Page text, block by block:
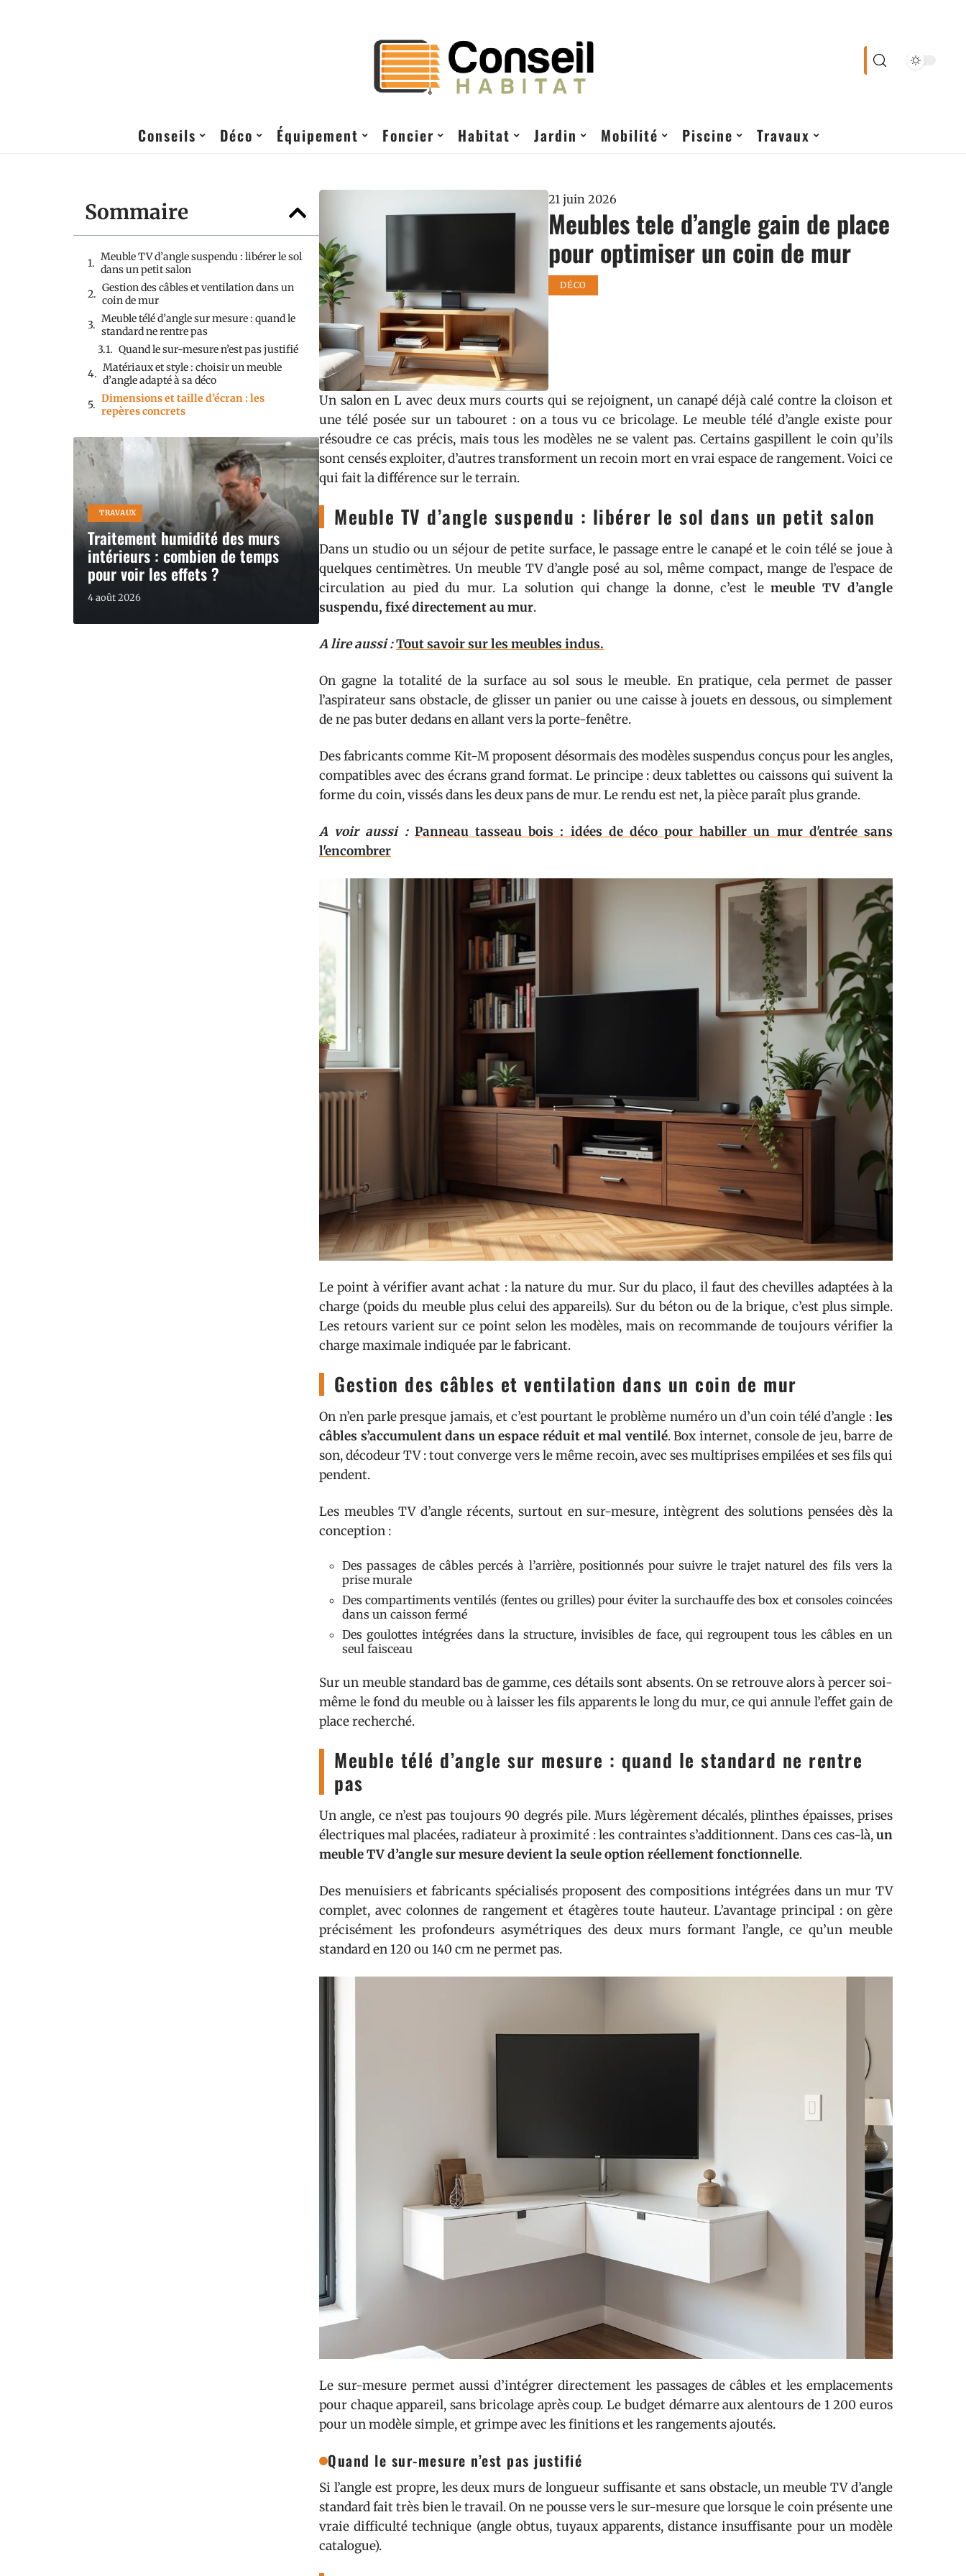
Conseils Déco Équipement Foncier Habitat Jardin Mobilité Piscine Travaux
Sommaire
Meuble TV d’angle suspendu : libérer le sol
dans un petit salon
Gestion des câbles et ventilation dans un
coin de mur
Meuble télé d’angle sur mesure : quand le
standard ne rentre pas
Quand le sur-mesure n’est pas justifié
Matériaux et style : choisir un meuble
d’angle adapté à sa déco
Dimensions et taille d’écran : les
repères concrets
TRAVAUX
Traitement humidité des murs
intérieurs : combien de temps
pour voir les effets ?
4 août 2026
21 juin 2026
Meubles tele d’angle gain de place
pour optimiser un coin de mur
DÉCO
Un salon en L avec deux murs courts qui se rejoignent, un canapé déjà calé contre la cloison et
une télé posée sur un tabouret : on a tous vu ce bricolage. Le meuble télé d’angle existe pour
résoudre ce cas précis, mais tous les modèles ne se valent pas. Certains gaspillent le coin qu’ils
sont censés exploiter, d’autres transforment un recoin mort en vrai espace de rangement. Voici ce
qui fait la différence sur le terrain.
Meuble TV d’angle suspendu : libérer le sol dans un petit salon
Dans un studio ou un séjour de petite surface, le passage entre le canapé et le coin télé se joue à
quelques centimètres. Un meuble TV d’angle posé au sol, même compact, mange de l’espace de
circulation au pied du mur. La solution qui change la donne, c’est lemeuble TV d’angle
suspendu, fixé directement au mur.
A lire aussi :Tout savoir sur les meubles indus.
On gagne la totalité de la surface au sol sous le meuble. En pratique, cela permet de passer
l’aspirateur sans obstacle, de glisser un panier ou une caisse à jouets en dessous, ou simplement
de ne pas buter dedans en allant vers la porte-fenêtre.
Des fabricants comme Kit-M proposent désormais des modèles suspendus conçus pour les angles,
compatibles avec des écrans grand format. Le principe : deux tablettes ou caissons qui suivent la
forme du coin, vissés dans les deux pans de mur. Le rendu est net, la pièce paraît plus grande.
A voir aussi : Panneau tasseau bois : idées de déco pour habiller un mur d'entrée sans
l'encombrer
Le point à vérifier avant achat : la nature du mur. Sur du placo, il faut des chevilles adaptées à la
charge (poids du meuble plus celui des appareils). Sur du béton ou de la brique, c’est plus simple.
Les retours varient sur ce point selon les modèles, mais on recommande de toujours vérifier la
charge maximale indiquée par le fabricant.
Gestion des câbles et ventilation dans un coin de mur
On n’en parle presque jamais, et c’est pourtant le problème numéro un d’un coin télé d’angle : les
câbles s’accumulent dans un espace réduit et mal ventilé. Box internet, console de jeu, barre de
son, décodeur TV : tout converge vers le même recoin, avec ses multiprises empilées et ses fils qui
pendent.
Les meubles TV d’angle récents, surtout en sur-mesure, intègrent des solutions pensées dès la
conception :
Des passages de câbles percés à l’arrière, positionnés pour suivre le trajet naturel des fils vers la
prise murale
Des compartiments ventilés (fentes ou grilles) pour éviter la surchauffe des box et consoles coincées
dans un caisson fermé
Des goulottes intégrées dans la structure, invisibles de face, qui regroupent tous les câbles en un
seul faisceau
Sur un meuble standard bas de gamme, ces détails sont absents. On se retrouve alors à percer soi-
même le fond du meuble ou à laisser les fils apparents le long du mur, ce qui annule l’effet gain de
place recherché.
Meuble télé d’angle sur mesure : quand le standard ne rentre
pas
Un angle, ce n’est pas toujours 90 degrés pile. Murs légèrement décalés, plinthes épaisses, prises
électriques mal placées, radiateur à proximité : les contraintes s’additionnent. Dans ces cas-là,un
meuble TV d’angle sur mesure devient la seule option réellement fonctionnelle.
Des menuisiers et fabricants spécialisés proposent des compositions intégrées dans un mur TV
complet, avec colonnes de rangement et étagères toute hauteur. L’avantage principal : on gère
précisément les profondeurs asymétriques des deux murs formant l’angle, ce qu’un meuble
standard en 120 ou 140 cm ne permet pas.
Le sur-mesure permet aussi d’intégrer directement les passages de câbles et les emplacements
pour chaque appareil, sans bricolage après coup. Le budget démarre aux alentours de 1 200 euros
pour un modèle simple, et grimpe avec les finitions et les rangements ajoutés.
Quand le sur-mesure n’est pas justifié
Si l’angle est propre, les deux murs de longueur suffisante et sans obstacle, un meuble TV d’angle
standard fait très bien le travail. On ne pousse vers le sur-mesure que lorsque le coin présente une
vraie difficulté technique (angle obtus, tuyaux apparents, distance insuffisante pour un modèle
catalogue).